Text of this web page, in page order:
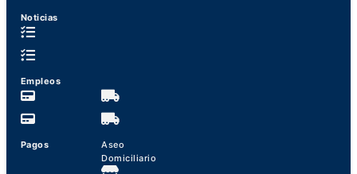
Noticias
Empleos
Pagos
Aseo
Domiciliario